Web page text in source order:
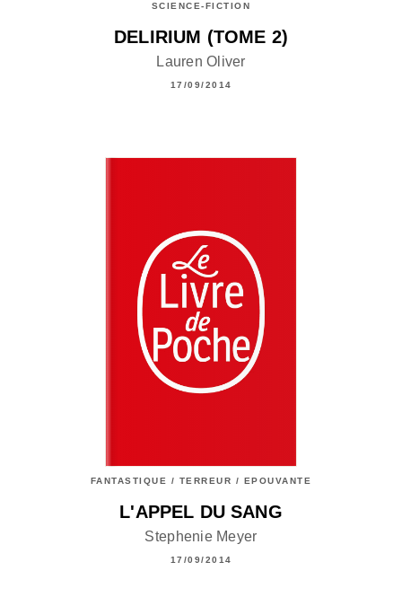
SCIENCE-FICTION
DELIRIUM (TOME 2)
Lauren Oliver
17/09/2014
FANTASTIQUE / TERREUR / EPOUVANTE
L'APPEL DU SANG
Stephenie Meyer
17/09/2014